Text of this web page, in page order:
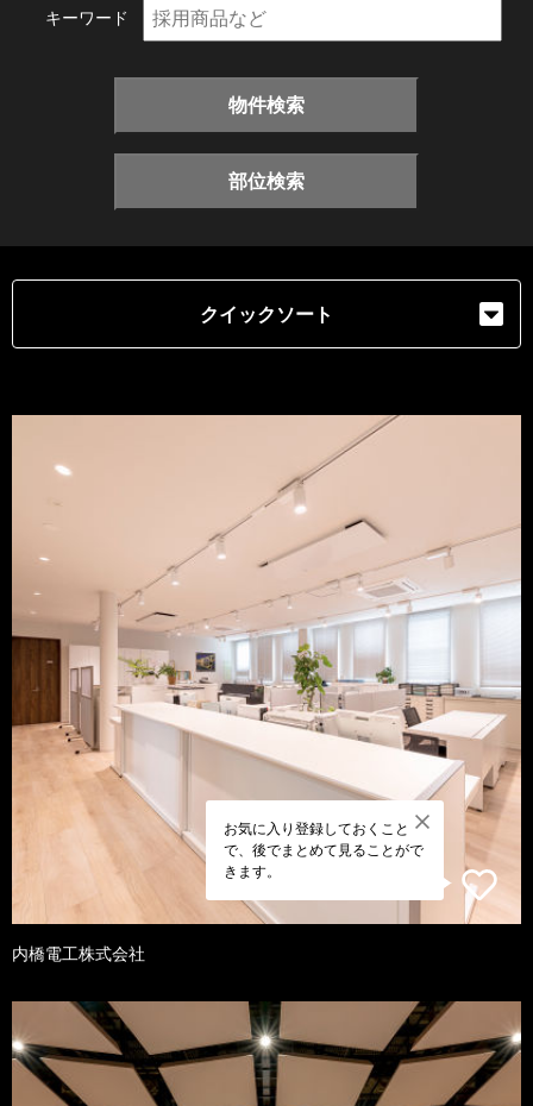
キーワード
物件検索
部位検索
クイックソート
お気に入り登録しておくこと
で、後でまとめて見ることがで
きます。
内橋電工株式会社